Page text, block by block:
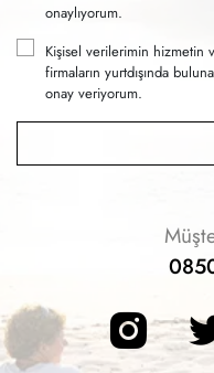
onaylıyorum.
Kişisel verilerimin hizmetin
firmaların yurtdışında
onay veriyorum.